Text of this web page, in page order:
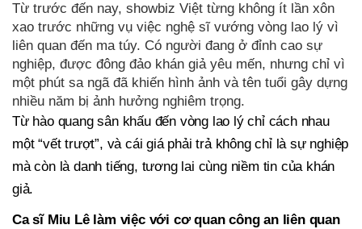
Từ trước đến nay, showbiz Việt từng không ít lần xôn
xao trước những vụ việc nghệ sĩ vướng vòng lao lý vì
liên quan đến ma túy. Có người đang ở đỉnh cao sự
nghiệp, được đông đảo khán giả yêu mến, nhưng chỉ vì
một phút sa ngã đã khiến hình ảnh và tên tuổi gây dựng
nhiều năm bị ảnh hưởng nghiêm trọng.
Từ hào quang sân khấu đến vòng lao lý chỉ cách nhau
một “vết trượt”, và cái giá phải trả không chỉ là sự nghiệp
mà còn là danh tiếng, tương lai cùng niềm tin của khán
giả.
Ca sĩ Miu Lê làm việc với cơ quan công an liên quan